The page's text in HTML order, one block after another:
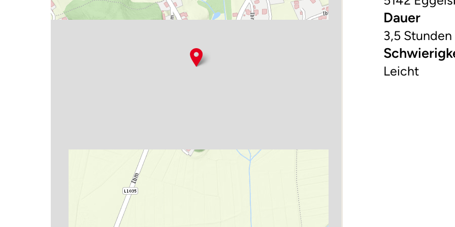
Dauer
3,5 Stunden
Leicht